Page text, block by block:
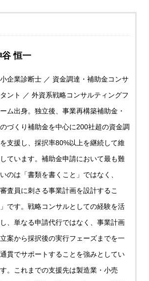
谷 恒一
企業診断士 ／ 資金調達・補助金コンサ
ント ／ 外資系戦略コンサルティングフ
ーム出身。独立後、事業再構築補助金・
づくり補助金を中心に200社超の資金調
支援し、採択率80%以上を継続して維
ています。補助金申請において最も難
のは「書類を書くこと」ではなく、
審査員に刺さる事業計画を設計するこ
です。戦略コンサルとしての経験を活
、単なる申請代行ではなく、事業計画
案から採択後の実行フェーズまでを一
貫でサポートすることを強みとしてい
す。これまでの支援先は製造業・小売